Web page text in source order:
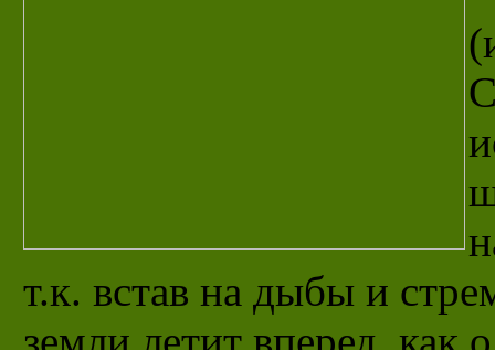
т.к. встав на дыбы и
земли летит вперед, как